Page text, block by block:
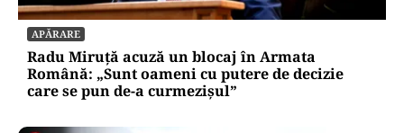
APĂRARE
Radu Miruță acuză un blocaj în Armata
Română: „Sunt oameni cu putere de decizie
care se pun de-a curmezișul”